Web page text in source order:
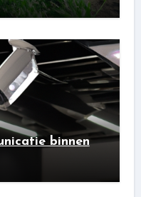
binnen